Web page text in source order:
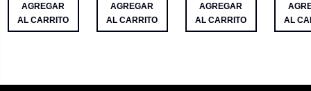
AGREGAR
AL CARRITO
AGREGAR
AL CARRITO
AGREGAR
AL CARRITO
AL